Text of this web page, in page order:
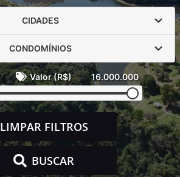
CIDADES
CONDOMÍNIOS
Valor (R$) 16.000.000
LIMPAR FILTROS
BUSCAR